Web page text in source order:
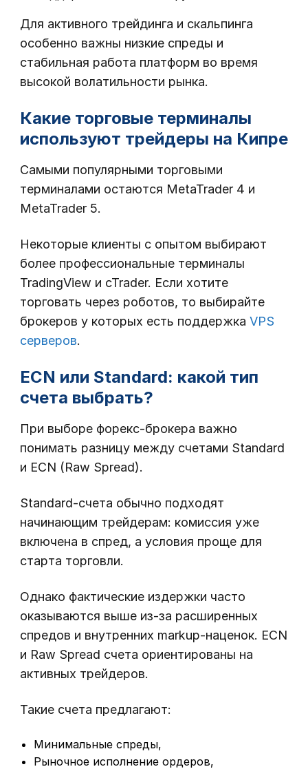
Для активного трейдинга и скальпинга
особенно важны низкие спреды и
стабильная работа платформ во время
высокой волатильности рынка.
Какие торговые терминалы
используют трейдеры на Кипре
Самыми популярными торговыми
терминалами остаются MetaTrader 4 и
MetaTrader 5.
Некоторые клиенты с опытом выбирают
более профессиональные терминалы
TradingView и cTrader. Если хотите
торговать через роботов, то выбирайте
брокеров у которых есть поддержка VPS
серверов.
ECN или Standard: какой тип
счета выбрать?
При выборе форекс-брокера важно
понимать разницу между счетами Standard
и ECN (Raw Spread).
Standard-счета обычно подходят
начинающим трейдерам: комиссия уже
включена в спред, а условия проще для
старта торговли.
Однако фактические издержки часто
оказываются выше из-за расширенных
спредов и внутренних markup-наценок. ECN
и Raw Spread счета ориентированы на
активных трейдеров.
Такие счета предлагают:
Минимальные спреды,
Рыночное исполнение ордеров,